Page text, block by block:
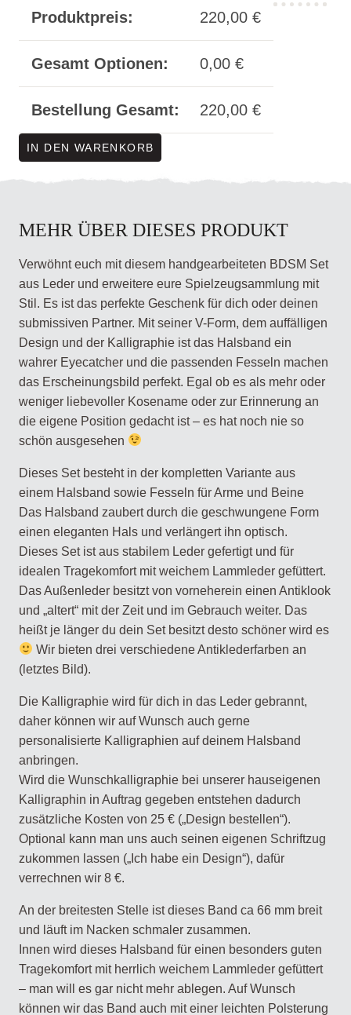
Produktpreis: 220,00 €
Gesamt Optionen: 0,00 €
Bestellung Gesamt: 220,00 €
-
rot
IN DEN WARENKORB
MEHR ÜBER DIESES PRODUKT
Verwöhnt euch mit diesem handgearbeiteten BDSM Set
aus Leder und erweitere eure Spielzeugsammlung mit
Stil. Es ist das perfekte Geschenk für dich oder deinen
submissiven Partner. Mit seiner V-Form, dem auffälligen
Design und der Kalligraphie ist das Halsband ein
wahrer Eyecatcher und die passenden Fesseln machen
das Erscheinungsbild perfekt. Egal ob es als mehr oder
weniger liebevoller Kosename oder zur Erinnerung an
die eigene Position gedacht ist – es hat noch nie so
schön ausgesehen
Dieses Set besteht in der kompletten Variante aus
einem Halsband sowie Fesseln für Arme und Beine
Das Halsband zaubert durch die geschwungene Form
einen eleganten Hals und verlängert ihn optisch.
Dieses Set ist aus stabilem Leder gefertigt und für
idealen Tragekomfort mit weichem Lammleder gefüttert.
Das Außenleder besitzt von vorneherein einen Antiklook
und „altert“ mit der Zeit und im Gebrauch weiter. Das
heißt je länger du dein Set besitzt desto schöner wird es
Wir bieten drei verschiedene Antiklederfarben an
(letztes Bild).
Die Kalligraphie wird für dich in das Leder gebrannt,
daher können wir auf Wunsch auch gerne
personalisierte Kalligraphien auf deinem Halsband
anbringen.
Wird die Wunschkalligraphie bei unserer hauseigenen
Kalligraphin in Auftrag gegeben entstehen dadurch
zusätzliche Kosten von 25 € („Design bestellen“).
Optional kann man uns auch seinen eigenen Schriftzug
zukommen lassen („Ich habe ein Design“), dafür
verrechnen wir 8 €.
An der breitesten Stelle ist dieses Band ca 66 mm breit
und läuft im Nacken schmaler zusammen.
Innen wird dieses Halsband für einen besonders guten
Tragekomfort mit herrlich weichem Lammleder gefüttert
– man will es gar nicht mehr ablegen. Auf Wunsch
können wir das Band auch mit einer leichten Polsterung